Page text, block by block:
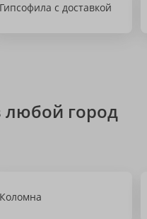
Гипсофила с доставкой
любой город
Коломна